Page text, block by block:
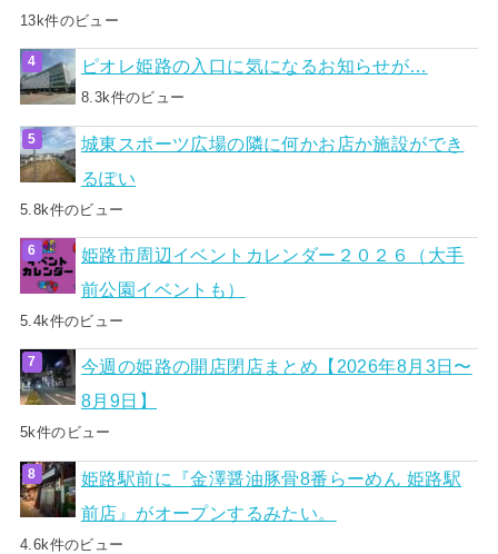
13k件のビュー
ピオレ姫路の入口に気になるお知らせが…
8.3k件のビュー
城東スポーツ広場の隣に何かお店か施設ができ
るぽい
5.8k件のビュー
姫路市周辺イベントカレンダー２０２６（大手
前公園イベントも）
5.4k件のビュー
今週の姫路の開店閉店まとめ【2026年8月3日〜
8月9日】
5k件のビュー
姫路駅前に『金澤醤油豚骨8番らーめん 姫路駅
前店』がオープンするみたい。
4.6k件のビュー